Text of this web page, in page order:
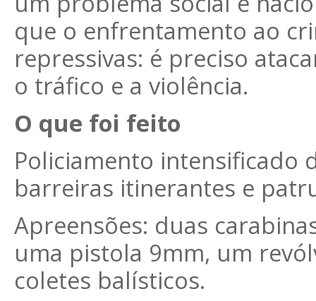
que o enfrentamento ao
repressivas: é preciso
o tráfico e a violência.
O que foi feito
Policiamento intensificado
barreiras itinerantes e
Apreensões: duas
uma pistola 9mm, um
coletes balísticos.